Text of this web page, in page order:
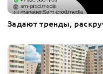
Задают тренды,